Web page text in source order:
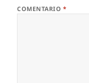
COMENTARIO *